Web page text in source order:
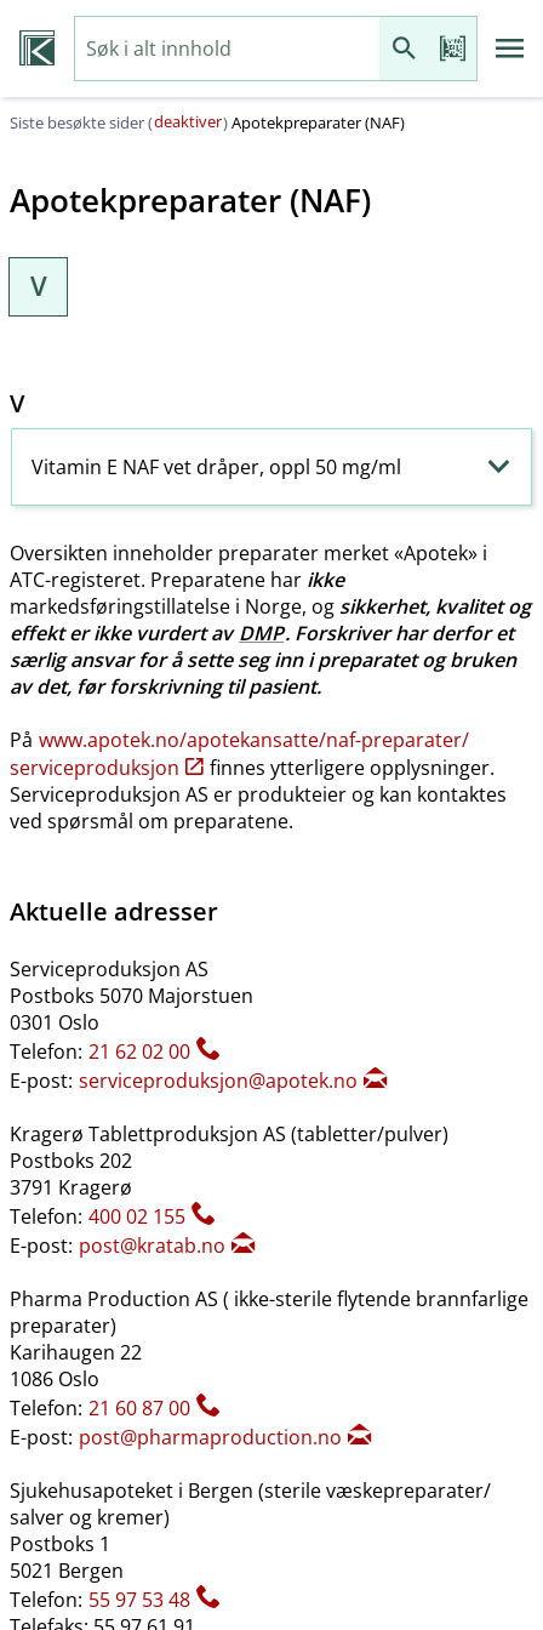
Siste besøkte sider (deaktiver)Apotekpreparater (NAF)
Apotekpreparater (NAF)
V
V
Vitamin E NAF vet dråper, oppl 50 mg/ml
Oversikten inneholder preparater merket «Apotek» i
ATC-registeret. Preparatene har ikke
markedsføringstillatelse i Norge, og sikkerhet, kvalitet og
effekt er ikke vurdert avDMP. Forskriver har derfor et
særlig ansvar for å sette seg inn i preparatet og bruken
av det, før forskrivning til pasient.
På www.apotek.no​/​apotekansatte​/​naf-preparater​/​
serviceproduksjon
finnes ytterligere opplysninger.
Serviceproduksjon AS er produkteier og kan kontaktes
ved spørsmål om preparatene.
Aktuelle adresser
Serviceproduksjon AS
Postboks 5070 Majorstuen
0301 Oslo
Telefon: 21 62 02 00
E-post: serviceproduksjon@apotek.no
Kragerø Tablettproduksjon AS (tabletter​/​pulver)
Postboks 202
3791 Kragerø
Telefon: 400 02 155
E-post: post@kratab.no
Pharma Production AS ( ikke-sterile flytende brannfarlige
preparater)
Karihaugen 22
1086 Oslo
Telefon: 21 60 87 00
E-post: post@pharmaproduction.no
Sjukehusapoteket i Bergen (sterile væskepreparater​/​
salver og kremer)
Postboks 1
5021 Bergen
Telefon: 55 97 53 48